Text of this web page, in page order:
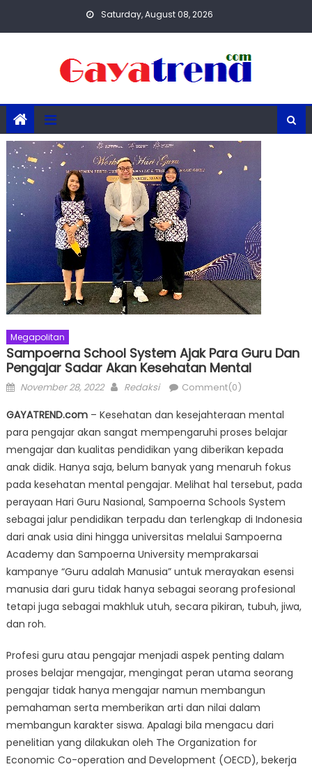
Saturday, August 08, 2026
Megapolitan
Sampoerna School System Ajak Para Guru Dan
Pengajar Sadar Akan Kesehatan Mental
Posted
November 28, 2022 Author
Redaksi Comment(0)
GAYATREND.com– Kesehatan dan kesejahteraan mental
para pengajar akan sangat mempengaruhi proses belajar
mengajar dan kualitas pendidikan yang diberikan kepada
anak didik. Hanya saja, belum banyak yang menaruh fokus
pada kesehatan mental pengajar. Melihat hal tersebut, pada
perayaan Hari Guru Nasional, Sampoerna Schools System
sebagai jalur pendidikan terpadu dan terlengkap di Indonesia
dari anak usia dini hingga universitas melalui Sampoerna
Academy dan Sampoerna University memprakarsai
kampanye “Guru adalah Manusia” untuk merayakan esensi
manusia dari guru tidak hanya sebagai seorang profesional
tetapi juga sebagai makhluk utuh, secara pikiran, tubuh, jiwa,
dan roh.
Profesi guru atau pengajar menjadi aspek penting dalam
proses belajar mengajar, mengingat peran utama seorang
pengajar tidak hanya mengajar namun membangun
pemahaman serta memberikan arti dan nilai dalam
membangun karakter siswa. Apalagi bila mengacu dari
penelitian yang dilakukan oleh The Organization for
Economic Co-operation and Development (OECD), bekerja